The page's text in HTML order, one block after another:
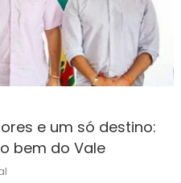
e um só destino:
bem do Vale